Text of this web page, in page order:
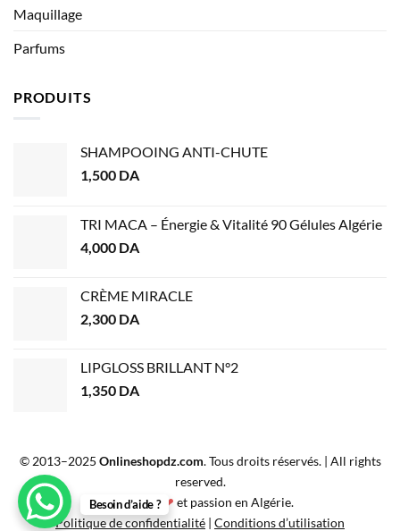
Maquillage
Parfums
PRODUITS
SHAMPOOING ANTI-CHUTE
1,500 DA
TRI MACA – Énergie & Vitalité 90 Gélules Algérie
4,000 DA
CRÈME MIRACLE
2,300 DA
LIPGLOSS BRILLANT N°2
1,350 DA
© 2013–2025 Onlineshopdz.com. Tous droits réservés. | All rights
reserved.
Créé avec ❤ et passion en Algérie.
Politique de confidentialité | Conditions d’utilisation
Besoin d’aide ?